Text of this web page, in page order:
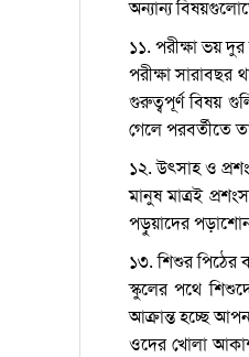
অন্যান্য
১১. পরীক্ষা ভয়
পরীক্ষা
গুরুত্বপূর্ণ বিষয়
গেলে পরবর্তীতে
১২. উৎসাহ ও
মানুষ মাত্রই
পড়ুয়াদের
১৩. শিশুর পিঠের
স্কুলের পথে
আক্রান্ত হচ্ছে
ওদের খোলা